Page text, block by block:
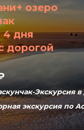
озеро
4 дня
дорогой
Экскурсия в
экскурсия по